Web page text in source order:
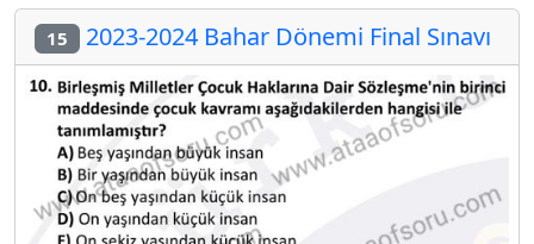
15 2023-2024 Bahar Dönemi Final Sınavı